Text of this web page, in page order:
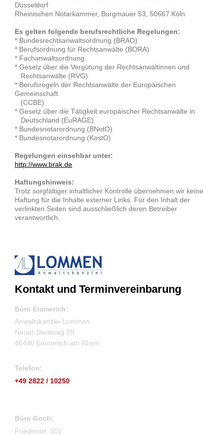
Düsseldorf
Rheinischen Notarkammer, Burgmauer 53, 50667 Köln
Es gelten folgende berufsrechtliche Regelungen:
* Bundesrechtsanwaltsordnung (BRAO)
* Berufsordnung für Rechtsanwälte (BORA)
* Fachanwaltsordnung
* Gesetz über die Vergütung der Rechtsanwältinnen und
Rechtsanwälte (RVG)
* Berufsregeln der Rechtsanwälte der Europäischen
Gemeinschaft
(CCBE)
* Gesetz über die Tätigkeit europäischer Rechtsanwälte in
Deutschland (EuRAGE)
* Bundesnotarordnung (BNotO)
* Bundesnotarordnung (KostO)
Regelungen einsehbar unter:
http://www.brak.de
Haftungshinweis:
Trotz sorgfältiger inhaltlicher Kontrolle übernehmen wir keine
Haftung für die Inhalte externer Links. Für den Inhalt der
verlinkten Seiten sind ausschließlich deren Betreiber
verantwortlich.
Kontakt und Terminvereinbarung
Büro Emmerich:
Anwaltskanzlei Lommen
Neuer Steinweg 20
46446 Emmerich am Rhein
Telefon:
+49 2822 / 10250
Büro Goch:
Friedenstr. 101